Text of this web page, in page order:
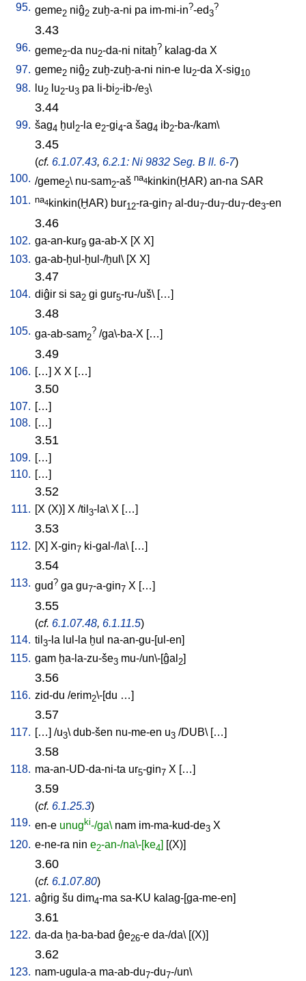
95. geme2 niĝ2 zuḫ-a-ni pa im-mi-in?-ed3
?
3.43
96. geme2-da nu2-da-ni nitaḫ? kalag-da X
97. geme2 niĝ2 zuḫ-zuḫ-a-ni nin-e lu2-da X-sig10
98. lu2 lu2-u3 pa li-bi2-ib-/e3\
3.44
99. šag4 ḫul 2-la e2-gi4-a šag4 ib2-ba-/kam\
3.45
(cf. 6.1.07.43, 6.2.1: Ni 9832 Seg. B ll. 6-7)
100. /geme2\ nu-sam2-aš na4kinkin(ḪAR) an-na SAR
101. na4kinkin(ḪAR) bur12-ra-gin7 al-du7-du7-du7-de3-en
3.46
102. ga-an-kur9 ga-ab-X [X X]
103. ga-ab-ḫul-ḫul-/ḫul \ [X X]
3.47
104. diĝir si sa2 gi gur5-ru-/uš\ […]
3.48
105. ga-ab-sam2
? /ga\-ba-X […]
3.49
106. […] X X […]
3.50
107. […]
108. […]
3.51
109. […]
110. […]
3.52
111. [X (X)] X /til 3-la\ X […]
3.53
112. [X] X-gin7 ki-gal-/la\ […]
3.54
113. gud? ga gu7-a-gin7 X […]
3.55
(cf. 6.1.07.48, 6.1.11.5)
114. til 3-la lul-la ḫul na-an-gu-[ul-en]
115. gam ḫa-la-zu-še3 mu-/un\-[ĝal 2]
3.56
116. zid-du /erim2\-[du …]
3.57
117. […] /u3\ dub-šen nu-me-en u3 /DUB\ […]
3.58
118. ma-an-UD-da-ni-ta ur5-gin7 X […]
3.59
(cf. 6.1.25.3)
119. en-e unugki-/ga\ nam im-ma-kud-de3 X
120. e-ne-ra nin e2-an-/na\-[ke4] [(X)]
3.60
(cf. 6.1.07.80)
121. aĝrig šu dim4-ma sa-KU kalag-[ga-me-en]
3.61
122. da-da ḫa-ba-bad ĝe26-e da-/da\ [(X)]
3.62
123. nam-ugula-a ma-ab-du7-du7-/un\